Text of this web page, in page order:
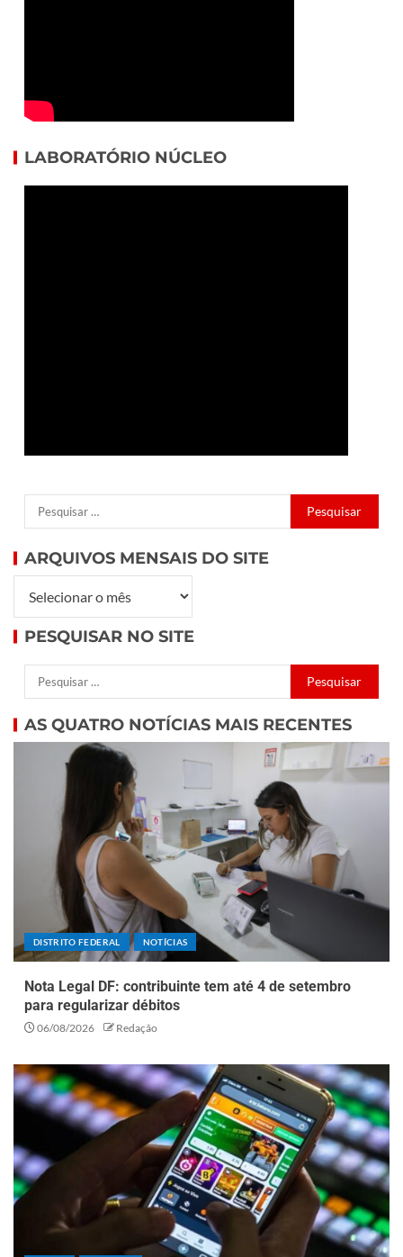
LABORATÓRIO NÚCLEO
ARQUIVOS MENSAIS DO SITE
PESQUISAR NO SITE
AS QUATRO NOTÍCIAS MAIS RECENTES
DISTRITO FEDERAL NOTÍCIAS
Nota Legal DF: contribuinte tem até 4 de setembro
para regularizar débitos
06/08/2026 Redação